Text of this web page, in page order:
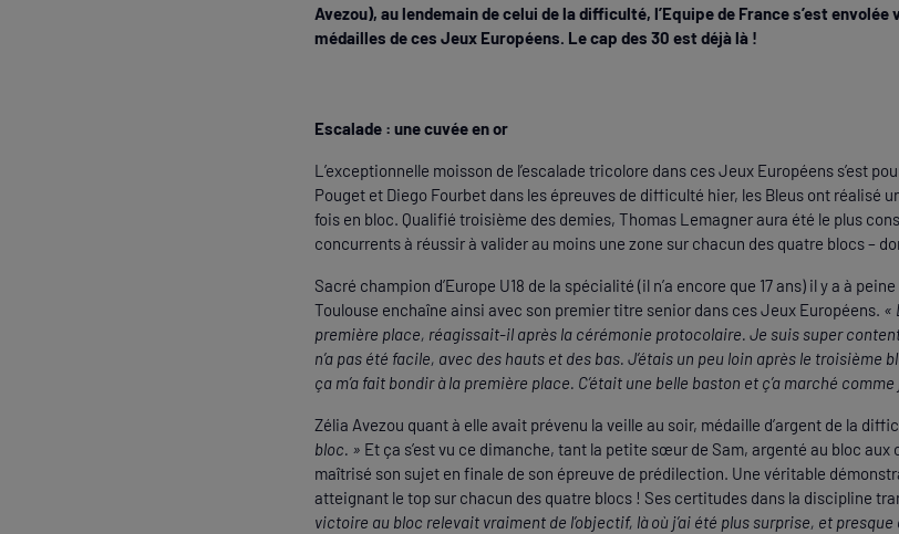
Avezou), au lendemain de celui de la difficulté, l’Equipe de France s’est
médailles de ces Jeux Européens. Le cap des 30 est déjà là !
Escalade : une cuvée en or
L’exceptionnelle moisson de l’escalade tricolore dans ces Jeux Européens s’est
Pouget et Diego Fourbet dans les épreuves de difficulté hier, les Bleus ont réalisé
fois en bloc. Qualifié troisième des demies, Thomas Lemagner aura été le plus
concurrents à réussir à valider au moins une zone sur chacun des quatre blocs –
Sacré champion d’Europe U18 de la spécialité (il n’a encore que 17 ans) il y a à
Toulouse enchaîne ainsi avec son premier titre senior dans ces Jeux Européens. «
première place, réagissait-il après la cérémonie protocolaire. Je suis super
n’a pas été facile, avec des hauts et des bas. J’étais un peu loin après le troisième
ça m’a fait bondir à la première place. C’était une belle baston et ç’a marché
Zélia Avezou quant à elle avait prévenu la veille au soir, médaille d’argent de la
bloc. » Et ça s’est vu ce dimanche, tant la petite sœur de Sam, argenté au bloc aux
maîtrisé son sujet en finale de son épreuve de prédilection. Une véritable
atteignant le top sur chacun des quatre blocs ! Ses certitudes dans la discipline
victoire au bloc relevait vraiment de l’objectif, là où j’ai été plus surprise, et